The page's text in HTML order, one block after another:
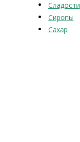
Сладости
Сиропы
Сахар